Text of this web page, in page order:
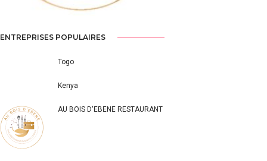
ENTREPRISES POPULAIRES
Togo
Kenya
AU BOIS D'EBENE RESTAURANT